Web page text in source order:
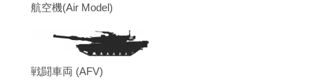
航空機(Air Model)
戦闘車両 (AFV)